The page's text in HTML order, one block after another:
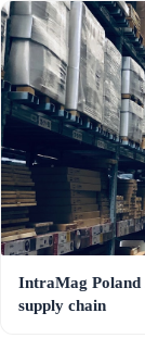
IntraMag Poland
supply chain